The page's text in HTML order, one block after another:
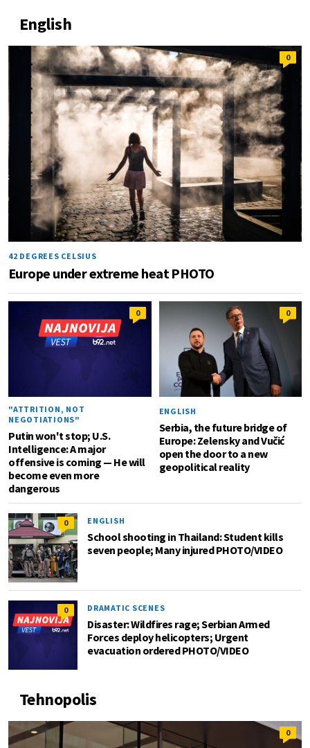
English
0
42 DEGREES CELSIUS
Europe under extreme heat PHOTO
0
"ATTRITION, NOT
NEGOTIATIONS"
Putin won't stop; U.S.
Intelligence: A major
offensive is coming — He will
become even more
dangerous
0
ENGLISH
Serbia, the future bridge of
Europe: Zelensky and Vučić
open the door to a new
geopolitical reality
0 ENGLISH
School shooting in Thailand: Student kills
seven people; Many injured PHOTO/VIDEO
0 DRAMATIC SCENES
Disaster: Wildfires rage; Serbian Armed
Forces deploy helicopters; Urgent
evacuation ordered PHOTO/VIDEO
Tehnopolis
0